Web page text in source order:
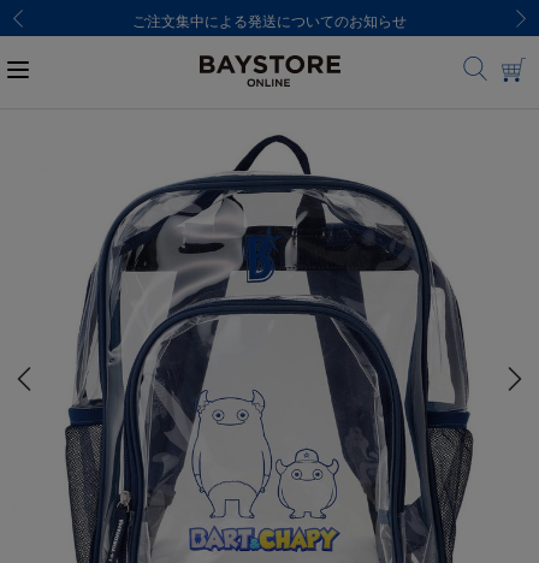
ご注文集中による発送についてのお知らせ